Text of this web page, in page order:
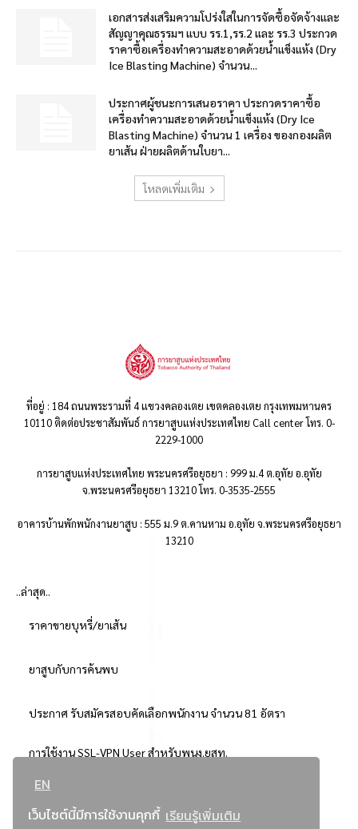
EN
เว็บไซต์นี้มีการใช้งานคุกกี้ เรียนรู้เพิ่มเติม
เอกสารส่งเสริมความโปร่งใสในการจัดซื้อจัดจ้างและ
สัญญาคุณธรรมฯ แบบ รร.1,รร.2 และ รร.3 ประกวด
ราคาซื้อเครื่องทำความสะอาดด้วยน้ำแข็งแห้ง (Dry
Ice Blasting Machine) จำนวน...
ประกาศผู้ชนะการเสนอราคา ประกวดราคาซื้อ
เครื่องทำความสะอาดด้วยน้ำแข็งแห้ง (Dry Ice
Blasting Machine) จำนวน 1 เครื่อง ของกองผลิต
ยาเส้น ฝ่ายผลิตด้านใบยา...
โหลดเพิ่มเติม
ที่อยู่ : 184 ถนนพระรามที่ 4 แขวงคลองเตย เขตคลองเตย กรุงเทพมหานคร
10110 ติดต่อประชาสัมพันธ์ การยาสูบแห่งประเทศไทย Call center โทร. 0-
2229-1000
การยาสูบแห่งประเทศไทย พระนครศรีอยุธยา : 999 ม.4 ต.อุทัย อ.อุทัย
จ.พระนครศรีอยุธยา 13210 โทร. 0-3535-2555
อาคารบ้านพักพนักงานยาสูบ : 555 ม.9 ต.คานหาม อ.อุทัย จ.พระนครศรีอยุธยา
13210
..ล่าสุด..
ราคาขายบุหรี่/ยาเส้น
ยาสูบกับการค้นพบ
ประกาศ รับสมัครสอบคัดเลือกพนักงาน จำนวน 81 อัตรา
การใช้งาน SSL-VPN User สำหรับพนง.ยสท.
..ยอดนิยม..